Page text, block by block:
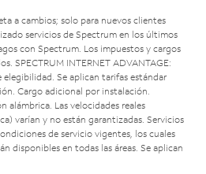
a cambios; solo para nuevos clientes
servicios de Spectrum en los últimos
con Spectrum. Los impuestos y cargos
SPECTRUM INTERNET ADVANTAGE:
Se aplican tarifas estándar
Cargo adicional por instalación.
alámbrica. Las velocidades reales
varían y no están garantizadas. Servicios
de servicio vigentes, los cuales
disponibles en todas las áreas. Se aplican